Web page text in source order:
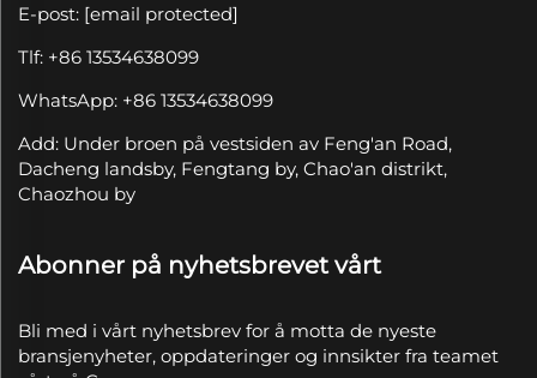
E-post: [email protected]
Tlf: +86 13534638099
WhatsApp: +86 13534638099
Add: Under broen på vestsiden av Feng'an Road,
Dacheng landsby, Fengtang by, Chao'an distrikt,
Chaozhou by
Abonner på nyhetsbrevet vårt
Bli med i vårt nyhetsbrev for å motta de nyeste
bransjenyheter, oppdateringer og innsikter fra teamet